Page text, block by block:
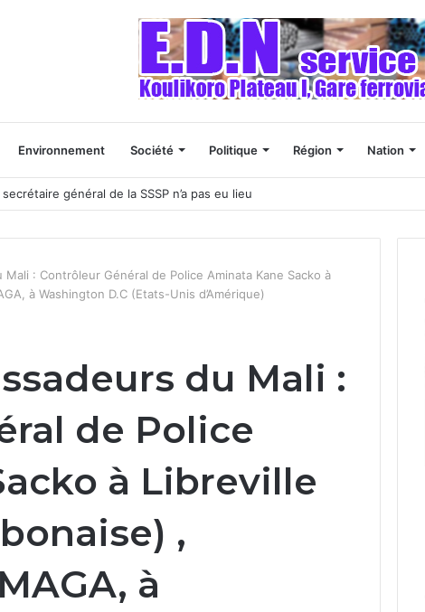
Environnement Société Politique Région Nation
Mali : Contrôleur Général de Police Aminata Kane Sacko à
à Washington D.C (Etats-Unis d’Amérique)
du Mali :
de Police
à Libreville
,
à